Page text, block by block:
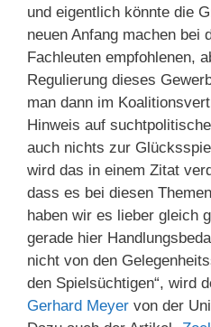
und eigentlich könnte die
neuen Anfang machen bei
Fachleuten empfohlenen,
Regulierung dieses
man dann im
Hinweis auf
auch nichts zur
wird das in einem Zitat
dass es bei diesen
haben wir es lieber gleich
gerade hier
nicht von den
den Spielsüchtigen“, wird
Gerhard Meyer von der